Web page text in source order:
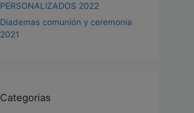
PERSONALIZADOS 2022
Diademas comunión y ceremonia
2021
Categorias